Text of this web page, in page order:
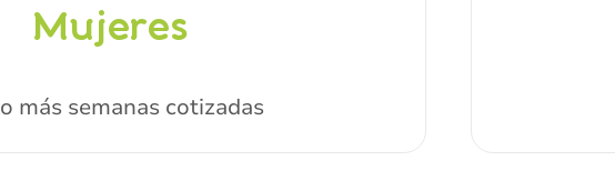
Mujeres
o más semanas cotizadas